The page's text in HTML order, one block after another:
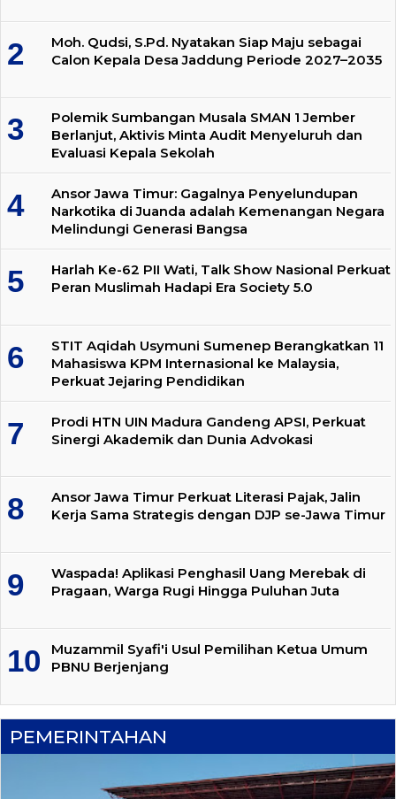
Moh. Qudsi, S.Pd. Nyatakan Siap Maju sebagai
Calon Kepala Desa Jaddung Periode 2027–2035
Polemik Sumbangan Musala SMAN 1 Jember
Berlanjut, Aktivis Minta Audit Menyeluruh dan
Evaluasi Kepala Sekolah
Ansor Jawa Timur: Gagalnya Penyelundupan
Narkotika di Juanda adalah Kemenangan Negara
Melindungi Generasi Bangsa
Harlah Ke-62 PII Wati, Talk Show Nasional Perkuat
Peran Muslimah Hadapi Era Society 5.0
STIT Aqidah Usymuni Sumenep Berangkatkan 11
Mahasiswa KPM Internasional ke Malaysia,
Perkuat Jejaring Pendidikan
Prodi HTN UIN Madura Gandeng APSI, Perkuat
Sinergi Akademik dan Dunia Advokasi
Ansor Jawa Timur Perkuat Literasi Pajak, Jalin
Kerja Sama Strategis dengan DJP se-Jawa Timur
Waspada! Aplikasi Penghasil Uang Merebak di
Pragaan, Warga Rugi Hingga Puluhan Juta
Muzammil Syafi'i Usul Pemilihan Ketua Umum
PBNU Berjenjang
PEMERINTAHAN